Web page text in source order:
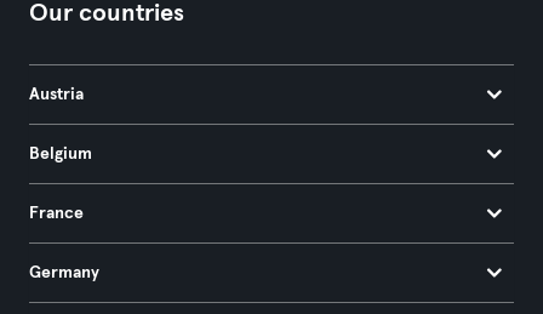
Our countries
Austria
Belgium
France
Germany